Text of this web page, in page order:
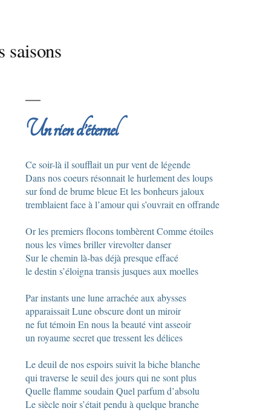
saisons
Un rien d’éternel
Ce soir-là il soufflait un pur vent de légende
Dans nos coeurs résonnait le hurlement des loups
sur fond de brume bleue Et les bonheurs jaloux
tremblaient face à l’amour qui s’ouvrait en offrande
Or les premiers flocons tombèrent Comme étoiles
nous les vîmes briller virevolter danser
Sur le chemin là-bas déjà presque effacé
le destin s’éloigna transis jusques aux moelles
Par instants une lune arrachée aux abysses
apparaissait Lune obscure dont un miroir
ne fut témoin En nous la beauté vint asseoir
un royaume secret que tressent les délices
Le deuil de nos espoirs suivit la biche blanche
qui traverse le seuil des jours qui ne sont plus
Quelle flamme soudain Quel parfum d’absolu
Le siècle noir s’était pendu à quelque branche